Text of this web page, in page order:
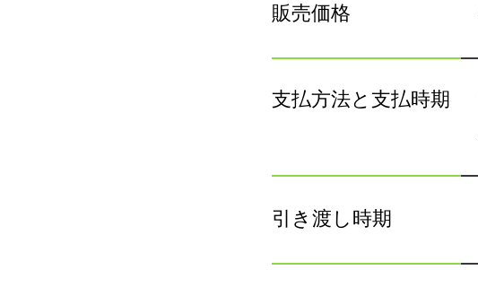
販売価格
支払方法と支払時期
引き渡し時期